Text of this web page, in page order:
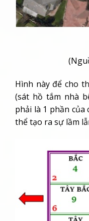
Hình này để cho
(sát hồ tắm nhà
phải là 1 phần của
thể tạo ra sự lầm